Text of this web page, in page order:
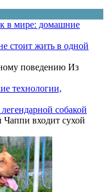
стоит жить в одной
поведению Из
собакой
входит сухой